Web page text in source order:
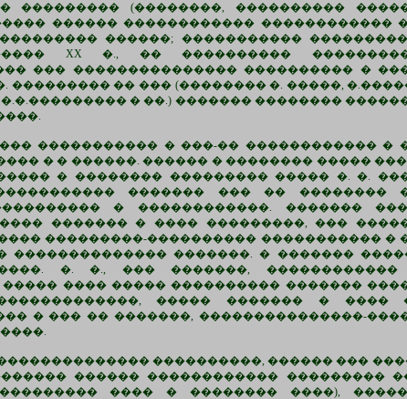
(��������, ����������
������ ������������ ������������
������; �����������
XX �., �� ����������
��� ��������������� ���������� �
�� ��� (�������� �. �����,
� ��.) ������� ��������
����������� � ���-�� ������������ �
� � ������. ������ � �������� �����
� �������� ��������� ����� �. �.
������� ��� �� ��������
� ������������. �������
������� � ���� ���������, ���
���������-���������� ����������� �
�������. � �������
�. �., ��� �������,
���� ����� ���������� �������
����� ������� � ����
� ��� �� �������, ���������������-
����������, ������ ���
������ ������������ ���������
���� � �������� ����),